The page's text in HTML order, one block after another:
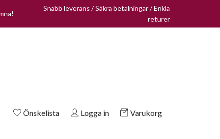
Snabb leverans / Säkra betalningar / Enkla
returer
Önskelista Logga in Varukorg